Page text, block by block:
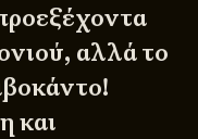
αλλά το
και